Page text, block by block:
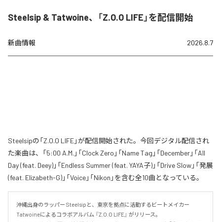
Steelsip & Tatwoine、「Z.O.O LIFE」を配信開始
新曲情報 2026.8.7
Steelsipの「Z.O.O LIFE」が配信開始された。今回デジタル配信され
た楽曲は、「5:00 A.M.」「Clock Zero」「Name Tag」「December」「All
Day (feat. Deey)」「Endless Summer (feat. YAYA子)」「Drive Slow」「発展
(feat. Elizabeth-G)」「Voice」「Nikon」を含む全10曲となっている。
沖縄出身のラッパー Steelsipと、東京を拠点に活動するビートメイカー
Tatwoineによるコラボアルバム 『Z.O.O LIFE』 がリリース。